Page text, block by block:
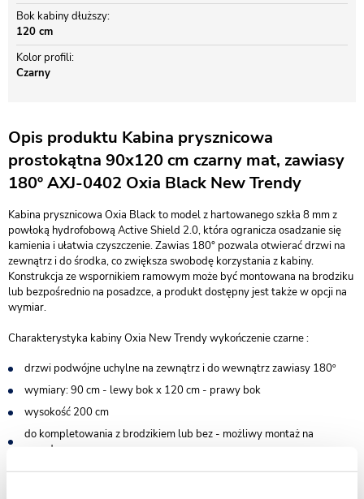
Bok kabiny dłuższy
120 cm
Kolor profili
Czarny
Opis produktu Kabina prysznicowa
prostokątna 90x120 cm czarny mat, zawiasy
180º AXJ-0402 Oxia Black New Trendy
Kabina prysznicowa Oxia Black to model z hartowanego szkła 8 mm z
powłoką hydrofobową Active Shield 2.0, która ogranicza osadzanie się
kamienia i ułatwia czyszczenie. Zawias 180° pozwala otwierać drzwi na
zewnątrz i do środka, co zwiększa swobodę korzystania z kabiny.
Konstrukcja ze wspornikiem ramowym może być montowana na brodziku
lub bezpośrednio na posadzce, a produkt dostępny jest także w opcji na
wymiar.
Charakterystyka kabiny Oxia New Trendy wykończenie czarne :
drzwi podwójne uchylne na zewnątrz i do wewnątrz zawiasy 180º
wymiary: 90 cm - lewy bok x 120 cm - prawy bok
wysokość 200 cm
do kompletowania z brodzikiem lub bez - możliwy montaż na
posadzce
wsporniki równoległe do krawędzi szyby